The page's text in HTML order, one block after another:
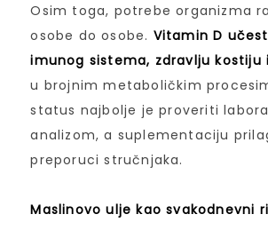
Osim toga, potrebe organizma
osobe do osobe. Vitamin D
imunog sistema, zdravlju kostiju
u brojnim metaboličkim
status najbolje je proveriti
analizom, a suplementaciju
preporuci stručnjaka.
Maslinovo ulje kao svakodnevni